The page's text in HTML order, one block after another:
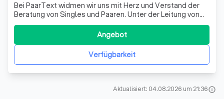
Bei PaarText widmen wir uns mit Herz und Verstand der
Beratung von Singles und Paaren. Unter der Leitung von
Holger Möller, einem erfahrenen systemischen Single-
und Paarberater, bieten wir eine Vielzahl von
Beratungsformaten an, die darauf ausgerichtet sind,
individuelle Lösungen für die Herausford
Verfügbarkeit
Angebot
Aktualisiert: 04.08.2026 um 21:36info